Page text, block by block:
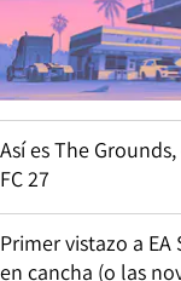
Así es The
FC 27
Primer vistazo a
en cancha (o las